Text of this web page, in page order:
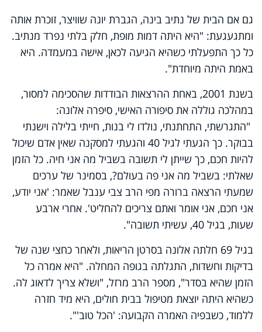
גם אם הבית של נתיב בינה, הגברת יונה שוויצר, זוכרת אותה
ומתגעגעת: "היא היתה דמות מופת, חלק בלתי נפרד מנתיב.
כל כך התפעלתי כשהיא הגיעה לכאן, אישה במעמדה. היא
באמת היתה מיוחדת".
בשנת 2001, באחת ההרצאות הבודדות שהסכימה למסור,
במהלכה גוללה את סיפורה האישי, סיפרה אלונה:
"התגרשתי, התחתנתי, נולדו לי בנות, חייתי בלילה וישנתי
בבוקר. כך הגעתי לגיל 40 והגעתי למסקנה שאין אדם שיכול
להיות חכם, כך שייתן לי תשובה בשביל מה אני חיה. כל הזמן
שאלתי: בשביל מה אני פה בעולם?, בסמינר של ערכים
שמעתי הרצאה ברורה מפי הרב צבי ענבל שאמר: 'אני יודע,
אני חכם, אני אומר ואתם צריכים להחליט'. אחרי ארבע
שעות, בגיל 40, עשיתי תשובה".
בגיל 69 חלתה אלונה בסרטן הריאות, ולאחר כחצי שנה של
בדיקות וחשדות, התגלתה בגופה המחלה. "היא אמרה כל
הזמן שהיא בסדר", מספר הרב מרזל, "ושלא צריך לדאוג לה.
כשהיא היתה יוצאת מטיפול בבית חולים, היא מיד חזרה
ללמוד, כשבפיה האמרה הקבועה: 'הכל טוב'".